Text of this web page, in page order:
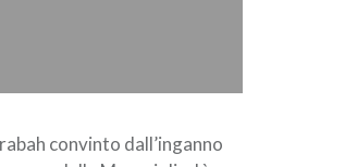
convinto dall’inganno